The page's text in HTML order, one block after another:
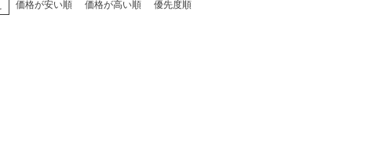
価格が安い順 価格が高い順 優先度順